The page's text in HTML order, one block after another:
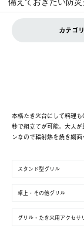
カテゴリ
本格たき火台にして料理
秒で組立てが可能。大人
ンなので輻射熱を焼き網
スタンド型グリル
卓上・その他グリル
グリル・たき火用アクセサ